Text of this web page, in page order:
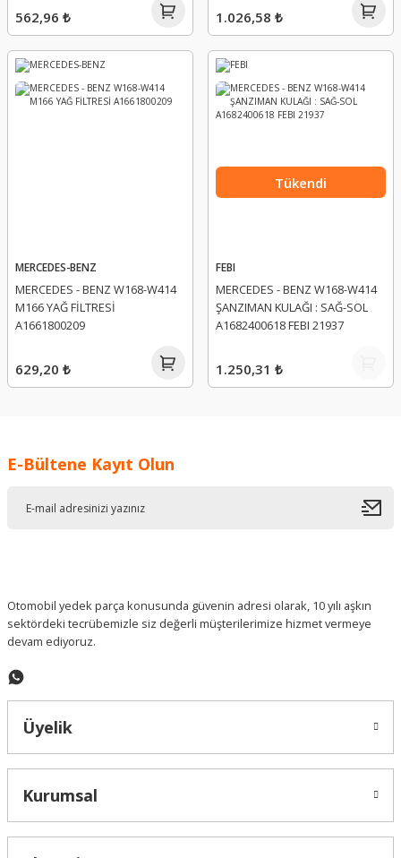
562,96 ₺ 1.026,58 ₺
MERCEDES-BENZ
MERCEDES - BENZ W168-W414
M166 YAĞ FİLTRESİ
A1661800209
629,20 ₺
Tükendi
FEBI
MERCEDES - BENZ W168-W414
ŞANZIMAN KULAĞI : SAĞ-SOL
A1682400618 FEBI 21937
1.250,31 ₺
E-Bültene Kayıt Olun
Otomobil yedek parça konusunda güvenin adresi olarak, 10 yılı aşkın
sektördeki tecrübemizle siz değerli müşterilerimize hizmet vermeye
devam ediyoruz.
Üyelik
Kurumsal